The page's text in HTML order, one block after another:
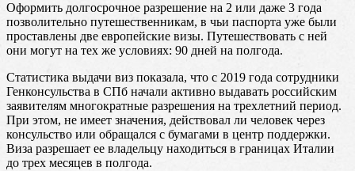
Оформить долгосрочное разрешение на 2 или даже 3 года
позволительно путешественникам, в чьи паспорта уже были
проставлены две европейские визы. Путешествовать с ней
они могут на тех же условиях: 90 дней на полгода.
Статистика выдачи виз показала, что с 2019 года сотрудники
Генконсульства в СПб начали активно выдавать российским
заявителям многократные разрешения на трехлетний период.
При этом, не имеет значения, действовал ли человек через
консульство или обращался с бумагами в центр поддержки.
Виза разрешает ее владельцу находиться в границах Италии
до трех месяцев в полгода.